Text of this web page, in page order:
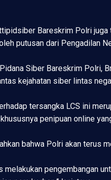
Bareskrim Polri juga
putusan dari Pengadilan
Siber Bareskrim Polri,
kejahatan siber lintas
tersangka LCS ini
penipuan online
bahwa Polri akan terus
melakukan pengembangan